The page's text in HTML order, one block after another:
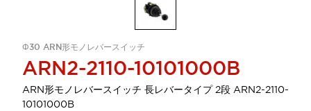
Φ30 ARN形モノレバースイッチ
ARN2-2110-10101000B
ARN形モノレバースイッチ 長レバータイプ 2段 ARN2-2110-
10101000B